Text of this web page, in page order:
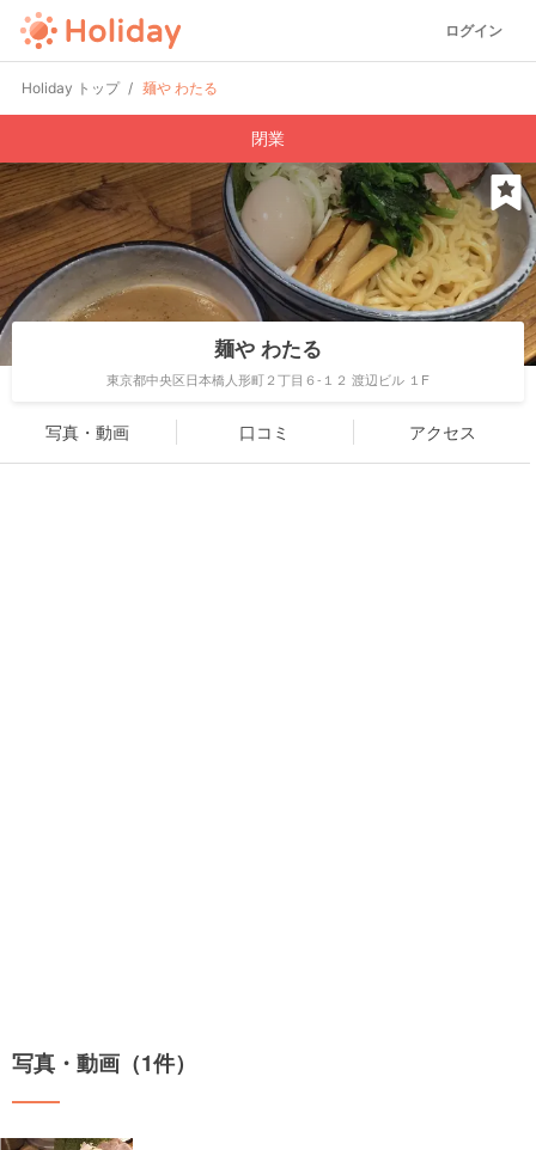
ログイン
Holiday トップ 麺や わたる
閉業
麺や わたる
東京都中央区日本橋人形町２丁目６-１２ 渡辺ビル １F
写真・動画 口コミ アクセス
写真・動画（1件）